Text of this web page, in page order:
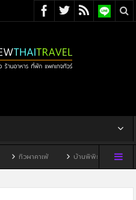
บ้านพิพิธภัณฑ์ไทดำ บ้านหน